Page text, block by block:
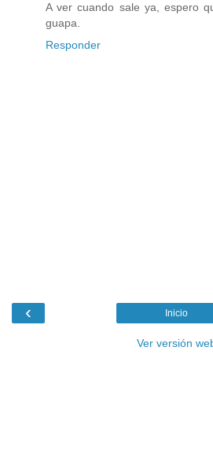
A ver cuando sale ya, espero
guapa.
Responder
‹ Inicio
Ver versión